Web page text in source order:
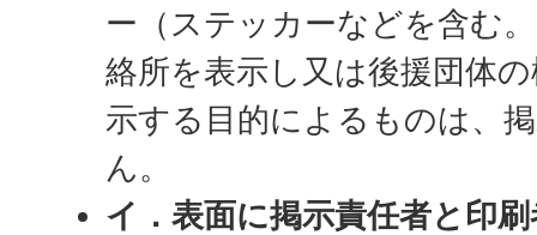
ー（ステッカーなどを含む
絡所を表示し又は後援団体
示する目的によるものは、
ん。
イ．表面に掲示責任者と印